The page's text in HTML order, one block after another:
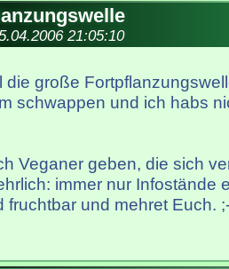
21:05:10
die große
schwappen und ich habs
Veganer geben, die sich
immer nur Infostände
fruchtbar und mehret Euch.